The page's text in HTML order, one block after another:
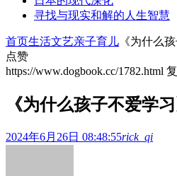
寻找与现实和解的人生智慧
首页生活文艺亲子育儿 《为什么
点赞
https://www.dogbook.cc/1782.html
《为什么孩子不爱学
2024年6月26日 08:48:55rick_qi